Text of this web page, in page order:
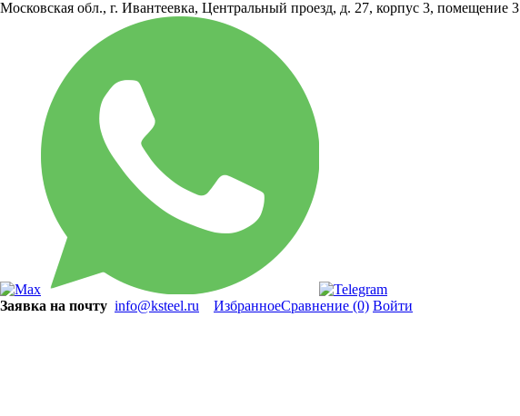
Московская обл., г. Ивантеевка, Центральный проезд, д. 27, корпус 3, помещение 3
Заявка на почту info@ksteel.ru ИзбранноеСравнение (0) Войти